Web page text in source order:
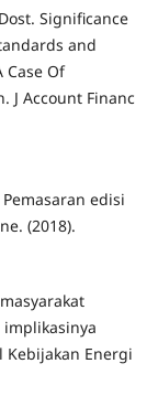
Significance
and
Case Of
J Account Financ
Pemasaran edisi
(2018).
Energi